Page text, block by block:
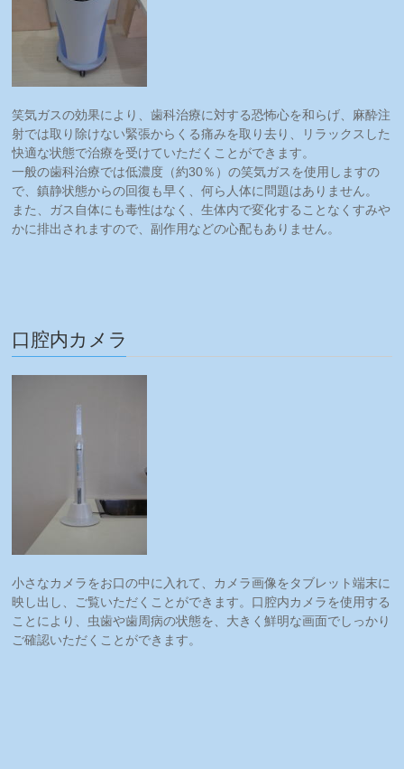
笑気ガスの効果により、歯科治療に対する恐怖心を和らげ、麻酔注
射では取り除けない緊張からくる痛みを取り去り、リラックスした
快適な状態で治療を受けていただくことができます。
一般の歯科治療では低濃度（約30％）の笑気ガスを使用しますの
で、鎮静状態からの回復も早く、何ら人体に問題はありません。
また、ガス自体にも毒性はなく、生体内で変化することなくすみや
かに排出されますので、副作用などの心配もありません。
口腔内カメラ
小さなカメラをお口の中に入れて、カメラ画像をタブレット端末に
映し出し、ご覧いただくことができます。口腔内カメラを使用する
ことにより、虫歯や歯周病の状態を、大きく鮮明な画面でしっかり
ご確認いただくことができます。